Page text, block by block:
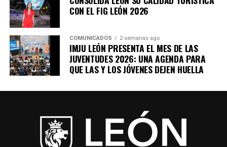
CON EL FIG LEÓN 2026
COMUNICADOS 2 semanas ago
IMJU LEÓN PRESENTA EL MES DE LAS
JUVENTUDES 2026: UNA AGENDA PARA
QUE LAS Y LOS JÓVENES DEJEN HUELLA